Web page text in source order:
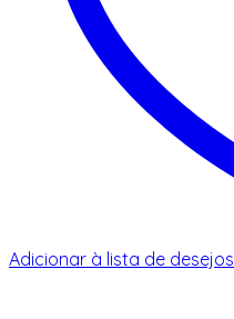
Adicionar à lista de desejos